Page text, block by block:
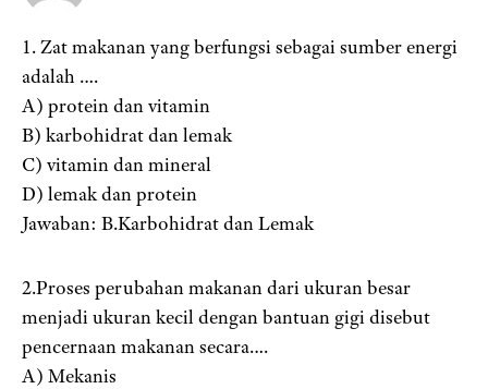
1. Zat makanan yang berfungsi sebagai sumber energi
adalah ….
A) protein dan vitamin
B) karbohidrat dan lemak
C) vitamin dan mineral
D) lemak dan protein
Jawaban: B.Karbohidrat dan Lemak
2.Proses perubahan makanan dari ukuran besar
menjadi ukuran kecil dengan bantuan gigi disebut
pencernaan makanan secara….
A) Mekanis